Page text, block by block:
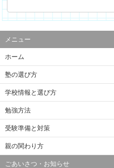
メニュー
ホーム
塾の選び方
学校情報と選び方
勉強方法
受験準備と対策
親の関わり方
ごあいさつ・お知らせ